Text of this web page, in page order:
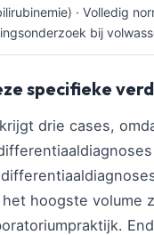
· Volledig
bij
specifieke
drie cases,
hoogste volume
јазик